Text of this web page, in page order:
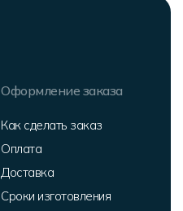
Оформление заказа
Как сделать заказ
Оплата
Доставка
Сроки изготовления